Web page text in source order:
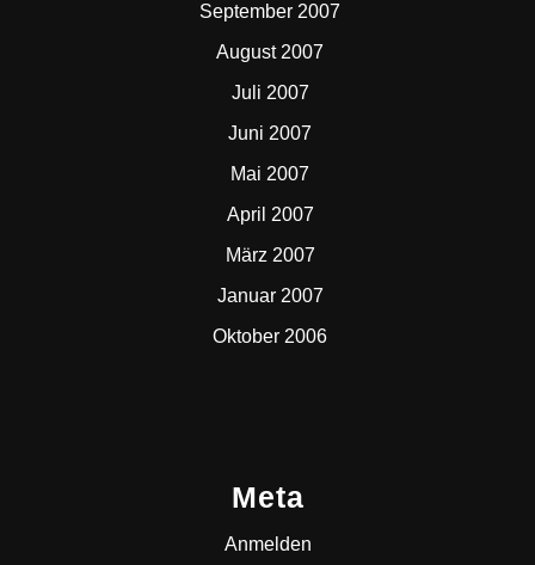
September 2007
August 2007
Juli 2007
Juni 2007
Mai 2007
April 2007
März 2007
Januar 2007
Oktober 2006
Meta
Anmelden